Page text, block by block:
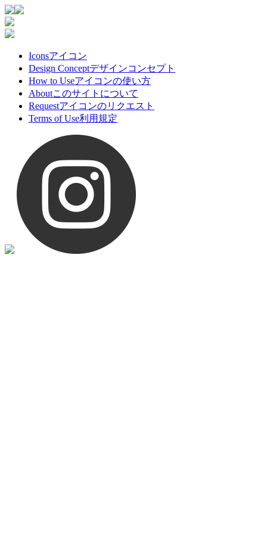
Iconsアイコン
Design Conceptデザインコンセプト
How to Useアイコンの使い方
Aboutこのサイトについて
Requestアイコンのリクエスト
Terms of Use利用規定